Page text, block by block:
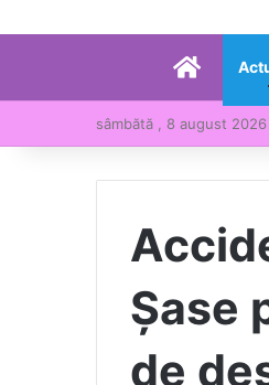
Acasă
sâmbătă , 8 august 2026
Șase
de